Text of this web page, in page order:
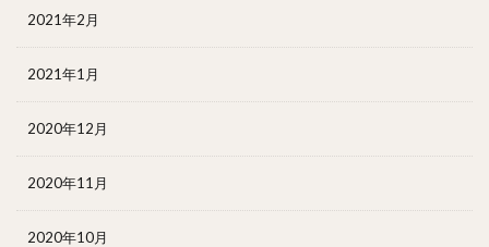
2021年2月
2021年1月
2020年12月
2020年11月
2020年10月